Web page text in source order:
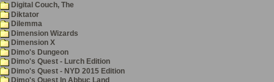
Digital Couch, The
Diktator
Dilemma
Dimension Wizards
Dimension X
Dimo's Dungeon
Dimo's Quest - Lurch Edition
Dimo's Quest - NYD 2015 Edition
Dimo's Quest In Abbuc Land